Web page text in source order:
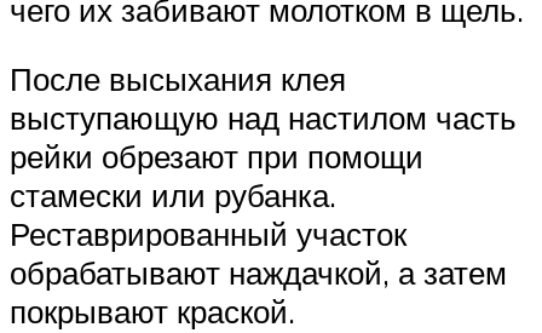
чего их забивают молотком в щель.
После высыхания клея
выступающую над настилом часть
рейки обрезают при помощи
стамески или рубанка.
Реставрированный участок
обрабатывают наждачкой, а затем
покрывают краской.